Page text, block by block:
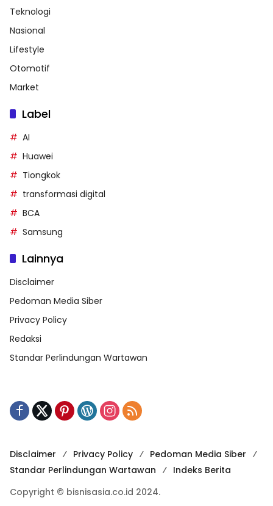
Teknologi
Nasional
Lifestyle
Otomotif
Market
Label
AI
Huawei
Tiongkok
transformasi digital
BCA
Samsung
Lainnya
Disclaimer
Pedoman Media Siber
Privacy Policy
Redaksi
Standar Perlindungan Wartawan
Disclaimer Privacy Policy
Pedoman Media Siber
Standar Perlindungan Wartawan
Indeks Berita
Copyright © bisnisasia.co.id 2024.